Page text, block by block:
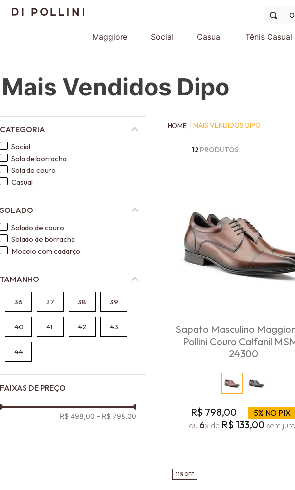
O que
Maggiore Social Casual Tênis Casual
Mais Vendidos Dipo
CATEGORIA
social
sola de borracha
sola de couro
casual
SOLADO
solado de couro
solado de borracha
modelo com cadarço
TAMANHO
36 37 38 39
40 41 42 43
44
FAIXAS DE PREÇO
R$ 498,00 – R$ 798,00
MAIS VENDIDOS DIPO
12 PRODUTOS
Sapato Masculino
Pollini Couro Calfanil
24300
R$ 798,00
5% NO PIX
ou 6x de R$ 133,00 sem
11%OFF